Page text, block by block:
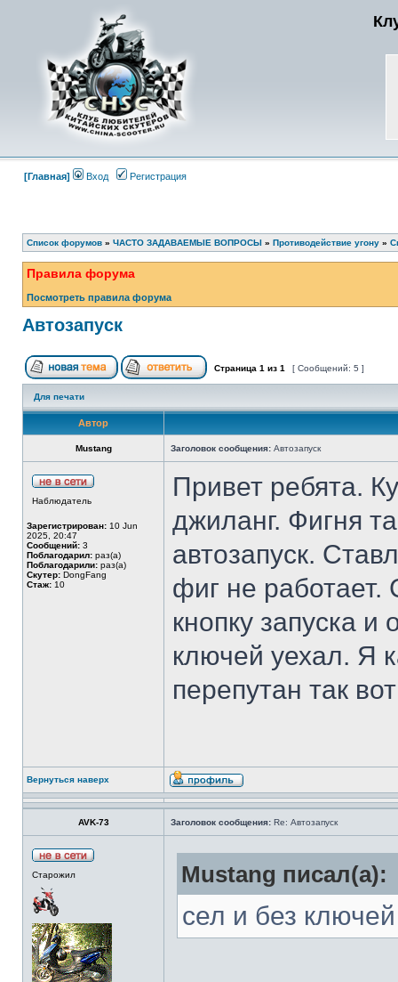
[Главная] Вход Регистрация
Список форумов » ЧАСТО ЗАДАВАЕМЫЕ ВОПРОСЫ » Противодействие угону »
Правила форума
Посмотреть правила форума
Автозапуск
Страница 1 из 1 [ Сообщений: 5 ]
Для печати
Автор
Mustang Заголовок сообщения: Автозапуск
Наблюдатель
Зарегистрирован: 10 Jun
2025, 20:47
Сообщений: 3
Поблагодарил: раз(а)
Поблагодарили: раз(а)
Скутер: DongFang
Стаж: 10
Привет ребята.
джиланг. Фигня
автозапуск.
фиг не
кнопку запуска
ключей уехал. Я
перепутан так
Вернуться наверх
AVK-73 Заголовок сообщения: Re: Автозапуск
Старожил Mustang писал(а):
сел и без